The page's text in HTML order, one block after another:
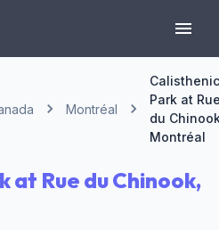
Montréal
Park at
du
Montréal
at Rue du Chinook,